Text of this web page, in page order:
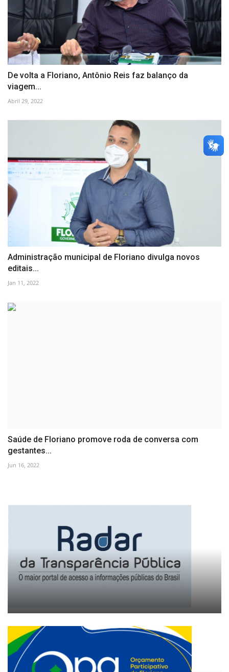
De volta a Floriano, Antônio Reis faz balanço da
viagem...
Abril 29, 2022
Administração municipal de Floriano divulga novos
editais...
Jan 11, 2022
Saúde de Floriano promove roda de conversa com
gestantes...
Jun 16, 2022